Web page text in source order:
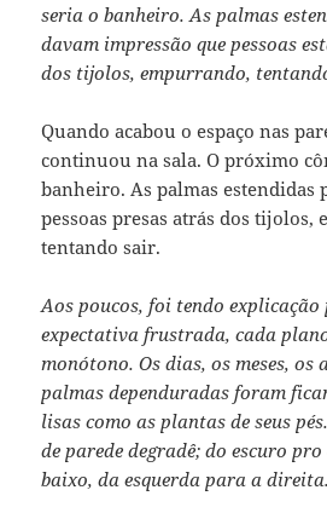
seria o banheiro. As palmas
davam impressão que pessoas
dos tijolos, empurrando,
Quando acabou o espaço nas
continuou na sala. O próximo
banheiro. As palmas estendidas
pessoas presas atrás dos tijolos,
tentando sair.
Aos poucos, foi tendo explicação
expectativa frustrada, cada
monótono. Os dias, os meses, os
palmas dependuradas foram
lisas como as plantas de seus
de parede degradê; do escuro
baixo, da esquerda para a direita.